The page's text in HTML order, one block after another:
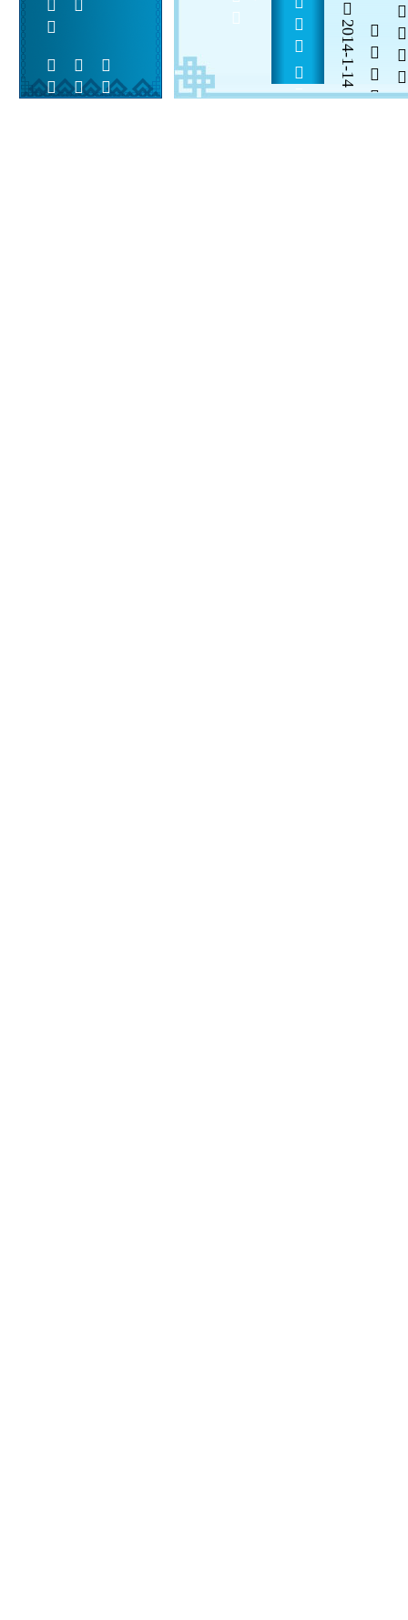
                2014-1-14